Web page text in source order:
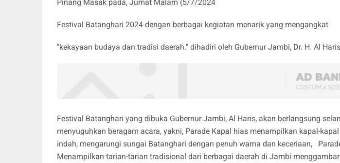
Pinang Masak pada, Jumat Malam (5/7/2024
Festival Batanghari 2024 dengan berbagai kegiatan menarik yang mengangkat
"kekayaan budaya dan tradisi daerah." dihadiri oleh Gubernur Jambi, Dr. H. Al
Festival Batanghari yang dibuka Gubernur Jambi, Al Haris, akan berlangsung
menyuguhkan beragam acara, yakni, Parade Kapal hias menampilkan kapal-
indah, mengarungi sungai Batanghari dengan penuh warna dan keceriaan,
Menampilkan tarian-tarian tradisional dari berbagai daerah di Jambi